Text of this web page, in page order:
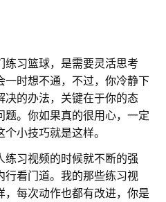
练习篮球，是需要灵活思考
一时想不通，不过，你冷静下
决的办法，关键在于你的态
题。你如果真的很用心，一定
小技巧就是这样。
练习视频的时候就不断的强
行看门道。我的那些练习视
每次动作也都有改进，你是